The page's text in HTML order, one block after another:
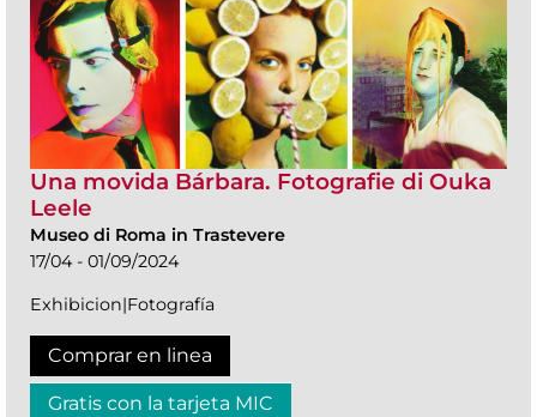
Una movida Bárbara. Fotografie di Ouka
Leele
Museo di Roma in Trastevere
17/04 - 01/09/2024
Exhibicion|Fotografía
Comprar en linea
Gratis con la tarjeta MIC